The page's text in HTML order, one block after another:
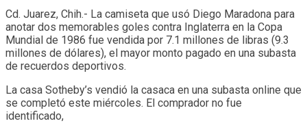
Cd. Juarez, Chih.- La camiseta que usó Diego Maradona para
anotar dos memorables goles contra Inglaterra en la Copa
Mundial de 1986 fue vendida por 7.1 millones de libras (9.3
millones de dólares), el mayor monto pagado en una subasta
de recuerdos deportivos.
La casa Sotheby’s vendió la casaca en una subasta online que
se completó este miércoles. El comprador no fue
identificado,